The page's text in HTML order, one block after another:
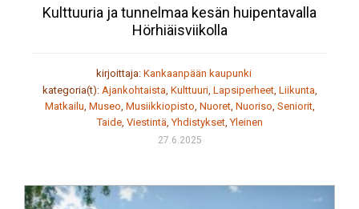
Kulttuuria ja tunnelmaa kesän huipentavalla
Hörhiäisviikolla
kirjoittaja: Kankaanpään kaupunki
kategoria(t): Ajankohtaista, Kulttuuri, Lapsiperheet, Liikunta,
Matkailu, Museo, Musiikkiopisto, Nuoret, Nuoriso, Seniorit,
Taide, Viestintä,Yhdistykset,Yleinen
27.6.2025